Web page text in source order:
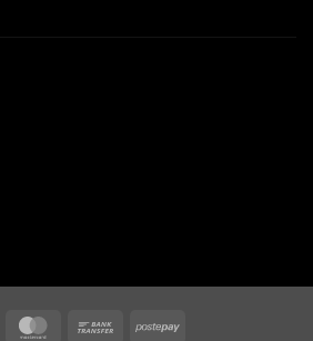
Visa MasterCard
Bank
Postepay